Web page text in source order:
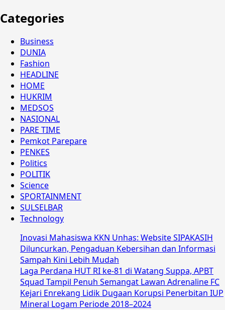
Categories
Business
DUNIA
Fashion
HEADLINE
HOME
HUKRIM
MEDSOS
NASIONAL
PARE TIME
Pemkot Parepare
PENKES
Politics
POLITIK
Science
SPORTAINMENT
SULSELBAR
Technology
Inovasi Mahasiswa KKN Unhas: Website SIPAKASIH
Diluncurkan, Pengaduan Kebersihan dan Informasi
Sampah Kini Lebih Mudah
Laga Perdana HUT RI ke-81 di Watang Suppa, APBT
Squad Tampil Penuh Semangat Lawan Adrenaline FC
Kejari Enrekang Lidik Dugaan Korupsi Penerbitan IUP
Mineral Logam Periode 2018–2024